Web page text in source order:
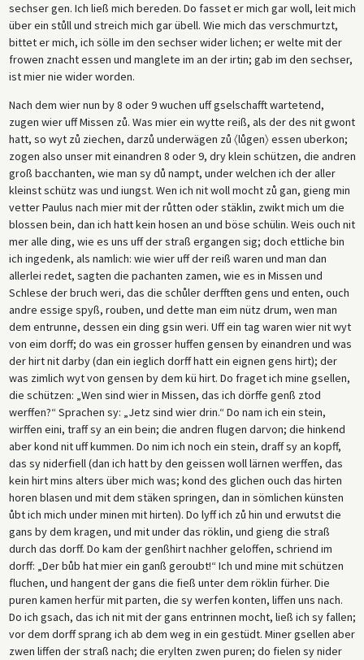
sechser gen. Ich ließ mich bereden. Do fasset er mich gar woll, leit mich
über ein stůll und streich mich gar übell. Wie mich das verschmurtzt,
bittet er mich, ich sölle im den sechser wider lichen; er welte mit der
frowen znacht essen und manglete im an der irtin; gab im den sechser,
ist mier nie wider worden.
Nach dem wier nun by 8 oder 9 wuchen uff gselschafft wartetend,
zugen wier uff Missen zů. Was mier ein wytte reiß, als der des nit gwont
hatt, so wyt zů ziechen, darzů underwägen zů 〈lůgen〉 essen uberkon;
zogen also unser mit einandren 8 oder 9, dry klein schützen, die andren
groß bacchanten, wie man sy dů nampt, under welchen ich der aller
kleinst schütz was und iungst. Wen ich nit woll mocht zů gan, gieng min
vetter Paulus nach mier mit der růtten oder stäklin, zwikt mich um die
blossen bein, dan ich hatt kein hosen an und böse schülin. Weis ouch nit
mer alle ding, wie es uns uff der straß ergangen sig; doch ettliche bin
ich ingedenk, als namlich: wie wier uff der reiß waren und man dan
allerlei redet, sagten die pachanten zamen, wie es in Missen und
Schlese der bruch weri, das die schůler derfften gens und enten, ouch
andre essige spyß, rouben, und dette man eim nütz drum, wen man
dem entrunne, dessen ein ding gsin weri. Uff ein tag waren wier nit wyt
von eim dorff; do was ein grosser huffen gensen by einandren und was
der hirt nit darby (dan ein ieglich dorff hatt ein eignen gens hirt); der
was zimlich wyt von gensen by dem kü hirt. Do fraget ich mine gsellen,
die schützen: „Wen sind wier in Missen, das ich dörffe genß ztod
werffen?“ Sprachen sy: „Jetz sind wier drin.“ Do nam ich ein stein,
wirffen eini, traff sy an ein bein; die andren flugen darvon; die hinkend
aber kond nit uff kummen. Do nim ich noch ein stein, draff sy an kopff,
das sy niderfiell (dan ich hatt by den geissen woll lärnen werffen, das
kein hirt mins alters über mich was; kond des glichen ouch das hirten
horen blasen und mit dem stäken springen, dan in sömlichen künsten
ůbt ich mich under minen mit hirten). Do lyff ich zů hin und erwutst die
gans by dem kragen, und mit under das röklin, und gieng die straß
durch das dorff. Do kam der genßhirt nachher geloffen, schriend im
dorff: „Der bůb hat mier ein ganß geroubt!“ Ich und mine mit schützen
fluchen, und hangent der gans die fieß unter dem röklin fürher. Die
puren kamen herfür mit parten, die sy werfen konten, liffen uns nach.
Do ich gsach, das ich nit mit der gans entrinnen mocht, ließ ich sy fallen;
vor dem dorff sprang ich ab dem weg in ein gestüdt. Miner gsellen aber
zwen liffen der straß nach; die erylten zwen puren; do fielen sy nider